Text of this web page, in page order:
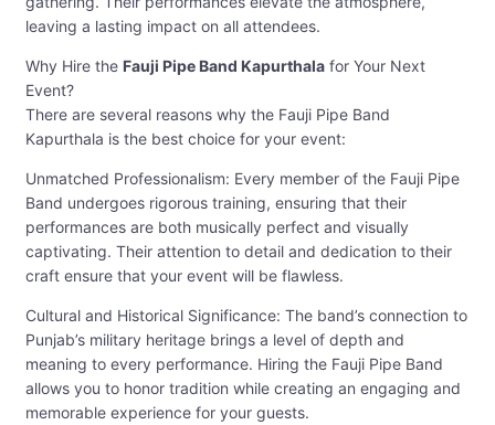
leaving a lasting impact on all attendees.
Why Hire the Fauji Pipe Band Kapurthala for Your Next
Event?
There are several reasons why the Fauji Pipe Band
Kapurthala is the best choice for your event:
Unmatched Professionalism: Every member of the Fauji Pipe
Band undergoes rigorous training, ensuring that their
performances are both musically perfect and visually
captivating. Their attention to detail and dedication to their
craft ensure that your event will be flawless.
Cultural and Historical Significance: The band’s connection to
Punjab’s military heritage brings a level of depth and
meaning to every performance. Hiring the Fauji Pipe Band
allows you to honor tradition while creating an engaging and
memorable experience for your guests.